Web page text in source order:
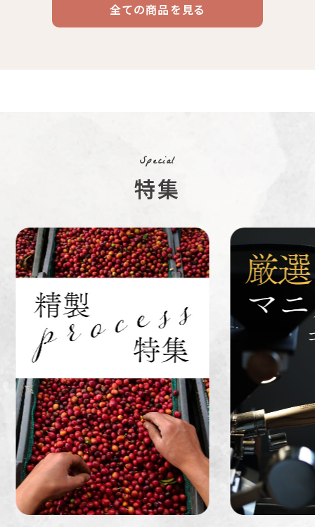
コーヒー
リキッド
コーヒー
豆・粉
すてきな道
具
生活雑貨 福袋
業務用 定期便
ケニア
ブラジル
インドネシ
ア
ホンジュラ
ミャンマー ルワンダ
全ての商品を見る
Special
特集